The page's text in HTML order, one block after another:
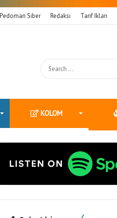
Pedoman Siber Redaksi Tarif Iklan
KOLOM